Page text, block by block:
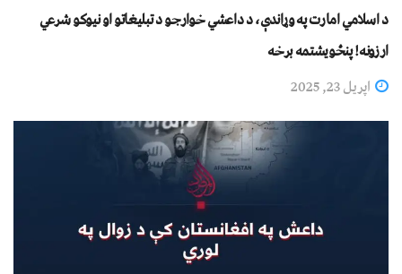
د اسلامي امارت په وړاندې، د داعشي خوارجو د تبليغاتو او نیوکو شرعي
ارزونه! پنځویشتمه برخه
اپریل 23, 2025